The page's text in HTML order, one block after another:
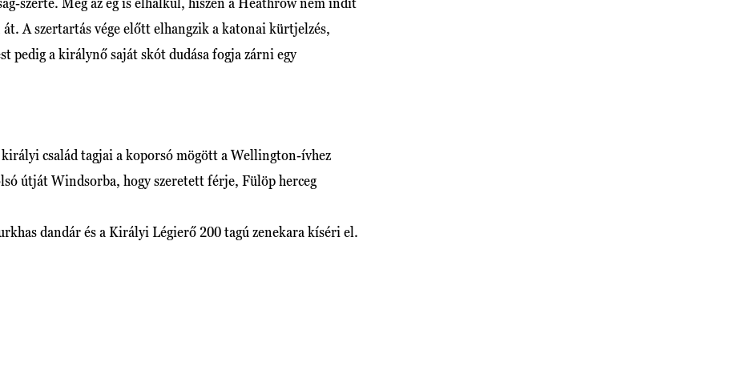
A szertartás vége előtt elhangzik a katonai kürtjelzés,
pedig a királynő saját skót dudása fogja zárni egy
család tagjai a koporsó mögött a Wellington-ívhez
útját Windsorba, hogy szeretett férje, Fülöp herceg
dandár és a Királyi Légierő 200 tagú zenekara kíséri el.